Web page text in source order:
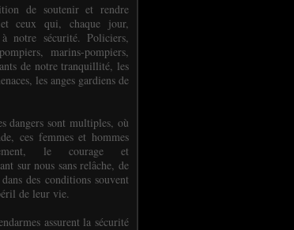
de soutenir et rendre
ceux qui, chaque jour,
notre sécurité. Policiers,
marins-pompiers,
de notre tranquillité, les
les anges gardiens de
dangers sont multiples, où
ces femmes et hommes
le courage et
sur nous sans relâche, de
des conditions souvent
de leur vie.
assurent la sécurité